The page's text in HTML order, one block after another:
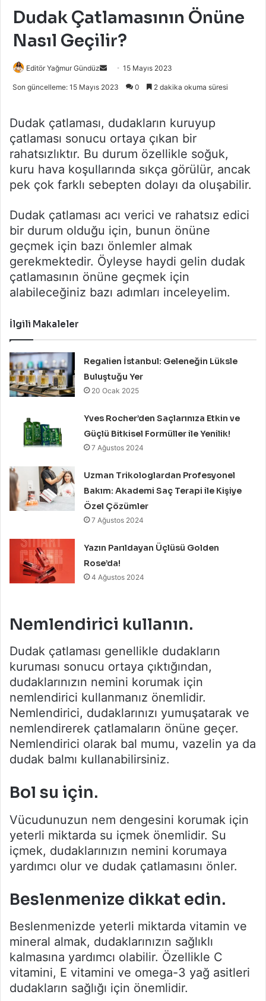
Dudak Çatlamasının Önüne
Nasıl Geçilir?
Editör Yağmur Gündüz
Bir
15 Mayıs 2023
Son güncelleme: 15 Mayıs 2023 0 2 dakika okuma süresi
Dudak çatlaması, dudakların kuruyup
çatlaması sonucu ortaya çıkan bir
rahatsızlıktır. Bu durum özellikle soğuk,
kuru hava koşullarında sıkça görülür, ancak
pek çok farklı sebepten dolayı da oluşabilir.
Dudak çatlaması acı verici ve rahatsız edici
bir durum olduğu için, bunun önüne
geçmek için bazı önlemler almak
gerekmektedir. Öyleyse haydi gelin dudak
çatlamasının önüne geçmek için
alabileceğiniz bazı adımları inceleyelim.
İlgili Makaleler
Regalien İstanbul: Geleneğin Lüksle
Buluştuğu Yer
20 Ocak 2025
Yves Rocher’den Saçlarınıza Etkin ve
Güçlü Bitkisel Formüller ile Yenilik!
7 Ağustos 2024
Uzman Trikologlardan Profesyonel
Bakım: Akademi Saç Terapi ile Kişiye
Özel Çözümler
7 Ağustos 2024
Yazın Parıldayan Üçlüsü Golden
Rose’da!
4 Ağustos 2024
Nemlendirici kullanın.
Dudak çatlaması genellikle dudakların
kuruması sonucu ortaya çıktığından,
dudaklarınızın nemini korumak için
nemlendirici kullanmanız önemlidir.
Nemlendirici, dudaklarınızı yumuşatarak ve
nemlendirerek çatlamaların önüne geçer.
Nemlendirici olarak bal mumu, vazelin ya da
dudak balmı kullanabilirsiniz.
Bol su için.
Vücudunuzun nem dengesini korumak için
yeterli miktarda su içmek önemlidir. Su
içmek, dudaklarınızın nemini korumaya
yardımcı olur ve dudak çatlamasını önler.
Beslenmenize dikkat edin.
Beslenmenizde yeterli miktarda vitamin ve
mineral almak, dudaklarınızın sağlıklı
kalmasına yardımcı olabilir. Özellikle C
vitamini, E vitamini ve omega-3 yağ asitleri
dudakların sağlığı için önemlidir.